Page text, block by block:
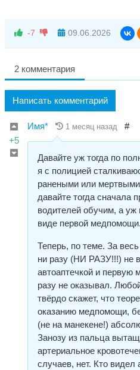
-7 09.06.2026
2 комментария
Написать комментарий
+5
Имя* 1 месяц назад #
Давайте уж тогда по
я с полицией
ранеными или
давайте тогда сначала
водителей обучим, а уж
виде первой медпомощи.
Теперь, по теме. За
ни разу (НИ РАЗУ!!!) не
автоаптечкой и первую
разу не оказывал.
твёрдо скажет, что
оказанию медпомощи,
(не на манекене!)
Занозу из пальца
артериальное
случаев, нет. Кто видел